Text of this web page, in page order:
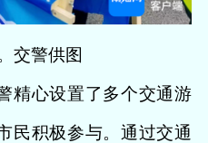
交警供图
精心设置了多个交通游
民积极参与。通过交通